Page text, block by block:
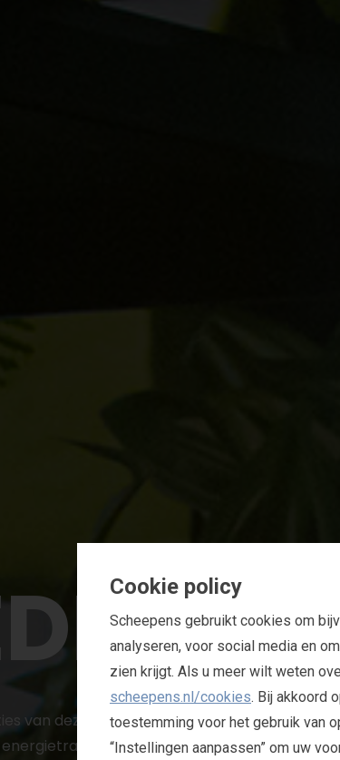
DRAGS
van deze tijd – zoals het verduurzamen van
– vereisen niet alleen
Cookie policy
Scheepens gebruikt cookies om
analyseren, voor social media en
zien krijgt. Als u meer wilt weten
scheepens.nl/cookies. Bij akkoord
toestemming voor het gebruik van
“Instellingen aanpassen” om uw